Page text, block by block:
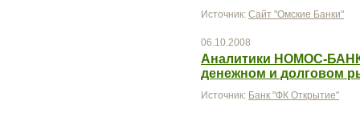
Источник: Сайт "Омские Банки"
06.10.2008
Аналитики НОМОС-
денежном и долговом
Источник: Банк "ФК Открытие"